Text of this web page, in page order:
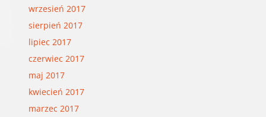
wrzesień 2017
sierpień 2017
lipiec 2017
czerwiec 2017
maj 2017
kwiecień 2017
marzec 2017